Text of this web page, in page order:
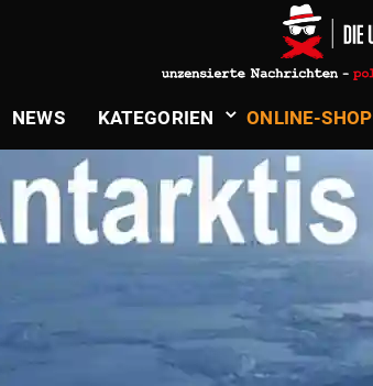
NEWS KATE­GORIEN ONLINE-SHOP
PAPERCLIP